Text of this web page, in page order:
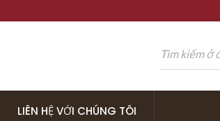
LIÊN HỆ VỚI CHÚNG TÔI